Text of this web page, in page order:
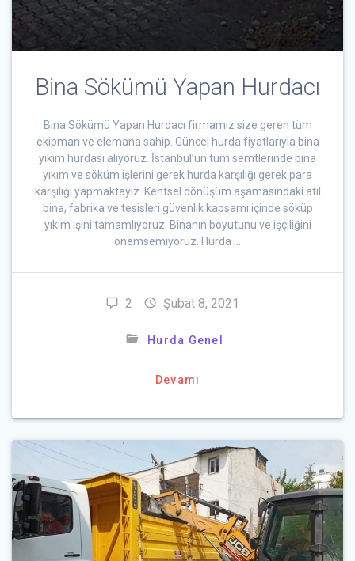
Bina Sökümü Yapan Hurdacı
Bina Sökümü Yapan Hurdacı firmamız size geren tüm
ekipman ve elemana sahip. Güncel hurda fiyatlarıyla bina
yıkım hurdası alıyoruz. İstanbul’un tüm semtlerinde bina
yıkım ve söküm işlerini gerek hurda karşılığı gerek para
karşılığı yapmaktayız. Kentsel dönüşüm aşamasındaki atıl
bina, fabrika ve tesisleri güvenlik kapsamı içinde söküp
yıkım işini tamamlıyoruz. Binanın boyutunu ve işçiliğini
önemsemiyoruz. Hurda …
2 Şubat 8, 2021
Hurda Genel
Devamı